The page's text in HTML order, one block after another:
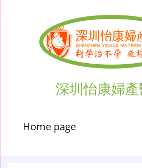
深圳怡康婦
Home page